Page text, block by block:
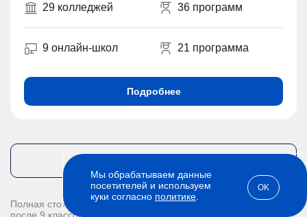
29 колледжей 36 программ
9 онлайн-школ 21 программа
Подробнее
Полная стоимость обучения:
после 9 классов - 196000 рублей
Мы обрабатываем данные
посетителей и используем
куки согласно политике
OK